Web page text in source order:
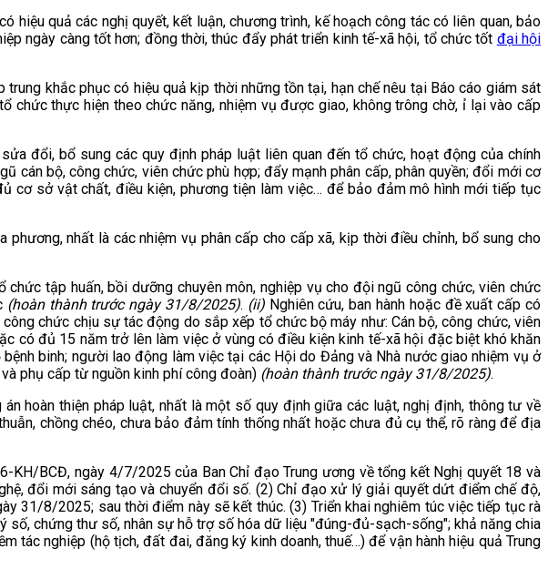
quả các nghị quyết, kết luận, chương trình, kế hoạch công tác có liên quan, bảo
ngày càng tốt hơn; đồng thời, thúc đẩy phát triển kinh tế-xã hội, tổ chức tốt đại hội
khắc phục có hiệu quả kịp thời những tồn tại, hạn chế nêu tại Báo cáo giám sát
chức thực hiện theo chức năng, nhiệm vụ được giao, không trông chờ, ỉ lại vào cấp
đổi, bổ sung các quy định pháp luật liên quan đến tổ chức, hoạt động của chính
cán bộ, công chức, viên chức phù hợp; đẩy mạnh phân cấp, phân quyền; đổi mới cơ
cơ sở vật chất, điều kiện, phương tiện làm việc… để bảo đảm mô hình mới tiếp tục
nhất là các nhiệm vụ phân cấp cho cấp xã, kịp thời điều chỉnh, bổ sung cho
chức tập huấn, bồi dưỡng chuyên môn, nghiệp vụ cho đội ngũ công chức, viên chức
(hoàn thành trước ngày 31/8/2025). (ii) Nghiên cứu, ban hành hoặc đề xuất cấp có
chức chịu sự tác động do sắp xếp tổ chức bộ máy như: Cán bộ, công chức, viên
có đủ 15 năm trở lên làm việc ở vùng có điều kiện kinh tế-xã hội đặc biệt khó khăn
binh; người lao động làm việc tại các Hội do Đảng và Nhà nước giao nhiệm vụ ở
phụ cấp từ nguồn kinh phí công đoàn) (hoàn thành trước ngày 31/8/2025).
hoàn thiện pháp luật, nhất là một số quy định giữa các luật, nghị định, thông tư về
chồng chéo, chưa bảo đảm tính thống nhất hoặc chưa đủ cụ thể, rõ ràng để địa
KH/BCĐ, ngày 4/7/2025 của Ban Chỉ đạo Trung ương về tổng kết Nghị quyết 18 và
đổi mới sáng tạo và chuyển đổi số. (2) Chỉ đạo xử lý giải quyết dứt điểm chế độ,
31/8/2025; sau thời điểm này sẽ kết thúc. (3) Triển khai nghiêm túc việc tiếp tục rà
chứng thư số, nhân sự hỗ trợ số hóa dữ liệu "đúng-đủ-sạch-sống"; khả năng chia
tác nghiệp (hộ tịch, đất đai, đăng ký kinh doanh, thuế…) để vận hành hiệu quả Trung